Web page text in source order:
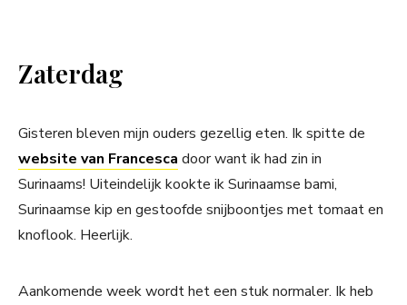
Zaterdag
Gisteren bleven mijn ouders gezellig eten. Ik spitte de
website van Francesca door want ik had zin in
Surinaams! Uiteindelijk kookte ik Surinaamse bami,
Surinaamse kip en gestoofde snijboontjes met tomaat en
knoflook. Heerlijk.
Aankomende week wordt het een stuk normaler. Ik heb